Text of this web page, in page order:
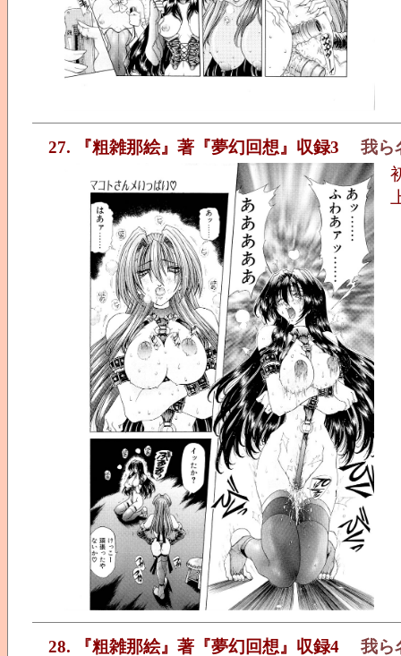
27. 『粗雑那絵』著『夢幻回想』収録3
我ら
28. 『粗雑那絵』著『夢幻回想』収録4 我ら